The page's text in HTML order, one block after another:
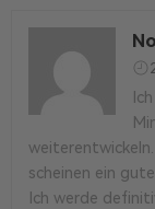
scheinen ein
Ich werde